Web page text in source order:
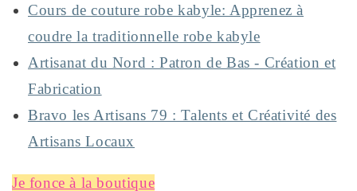
Cours de couture robe kabyle: Apprenez à
coudre la traditionnelle robe kabyle
Artisanat du Nord : Patron de Bas - Création et
Fabrication
Bravo les Artisans 79 : Talents et Créativité des
Artisans Locaux
Je fonce à la boutique